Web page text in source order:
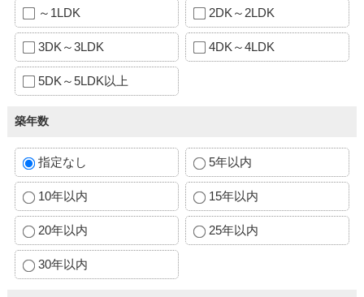
～1LDK 2DK～2LDK
3DK～3LDK 4DK～4LDK
5DK～5LDK以上
築年数
指定なし 5年以内
10年以内 15年以内
20年以内 25年以内
30年以内